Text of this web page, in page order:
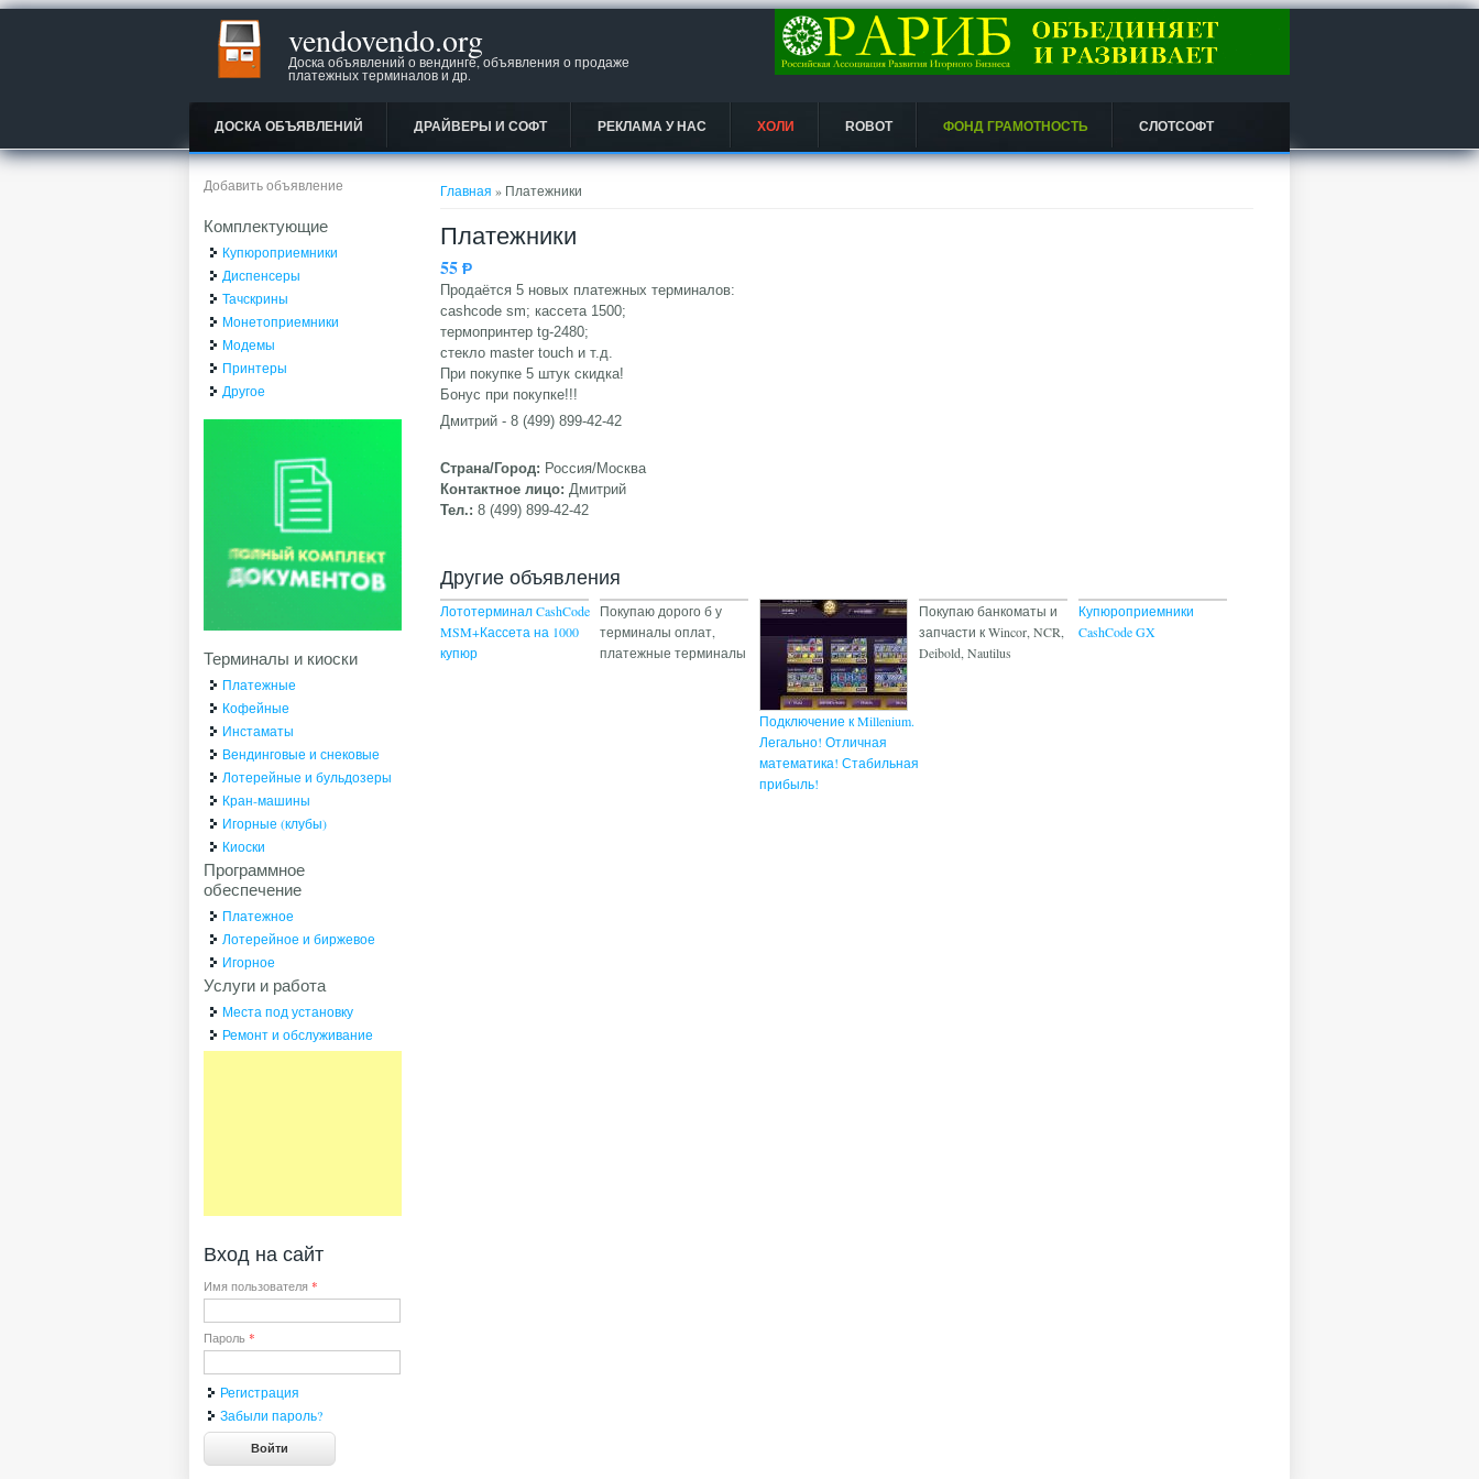
vendovendo.org
Доска объявлений о вендинге, объявления о продаже
платежных терминалов и др.
ДОСКА ОБЪЯВЛЕНИЙ ДРАЙВЕРЫ И СОФТ РЕКЛАМА У НАС ХОЛИ ROBOT ФОНД ГРАМОТНОСТЬ СЛОТСОФТ
Вы здесь
Главная » Платежники
Платежники
55Ᵽ
Продаётся 5 новых платежных терминалов:
cashcode sm; кассета 1500;
термопринтер tg-2480;
стекло master touch и т.д.
При покупке 5 штук скидка!
Бонус при покупке!!!
Дмитрий - 8 (499) 899-42-42
Страна/Город: Россия/Москва
Контактное лицо:Дмитрий
Тел.:8 (499) 899-42-42
Другие объявления
Лототерминал CashCode
MSM+Кассета на 1000
купюр
Покупаю дорого б у
терминалы оплат,
платежные терминалы
Подключение к Millenium.
Легально! Отличная
математика! Стабильная
прибыль!
Покупаю банкоматы и
запчасти к Wincor, NCR,
Deibold, Nautilus
Купюроприемники
CashCode GX
Добавить объявление
Комплектующие
Купюроприемники
Диспенсеры
Тачскрины
Монетоприемники
Модемы
Принтеры
Другое
Терминалы и киоски
Платежные
Кофейные
Инстаматы
Вендинговые и снековые
Лотерейные и бульдозеры
Кран-машины
Игорные (клубы)
Киоски
Программное
обеспечение
Платежное
Лотерейное и биржевое
Игорное
Услуги и работа
Места под установку
Ремонт и обслуживание
Вход на сайт
Имя пользователя *
Пароль *
Регистрация
Забыли пароль?